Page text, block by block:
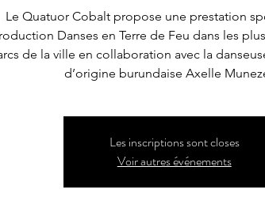
Le Quatuor Cobalt propose une prestation
Danses en Terre de Feu dans les
de la ville en collaboration avec la
d’origine burundaise Axelle
Les inscriptions sont closes
Voir autres événements